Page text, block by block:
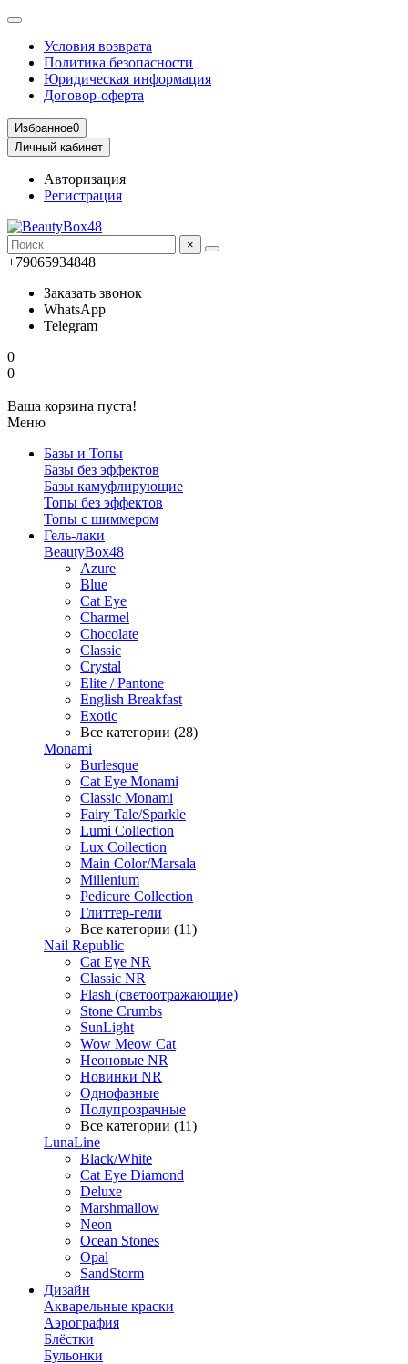
Условия возврата
Политика безопасности
Юридическая информация
Договор-оферта
Избранное0
Личный кабинет
Авторизация
Регистрация
×
+79065934848
Заказать звонок
WhatsApp
Telegram
0
0
Ваша корзина пуста!
Меню
Базы и Топы
Базы без эффектов
Базы камуфлирующие
Топы без эффектов
Топы с шиммером
Гель-лаки
BeautyBox48
Azure
Blue
Cat Eye
Charmel
Chocolate
Classic
Crystal
Elite / Pantone
English Breakfast
Exotic
Все категории (28)
Monami
Burlesque
Cat Eye Monami
Classic Monami
Fairy Tale/Sparkle
Lumi Collection
Lux Collection
Main Color/Marsala
Millenium
Pedicure Collection
Глиттер-гели
Все категории (11)
Nail Republic
Cat Eye NR
Classic NR
Flash (светоотражающие)
Stone Crumbs
SunLight
Wow Meow Cat
Неоновые NR
Новинки NR
Однофазные
Полупрозрачные
Все категории (11)
LunaLine
Black/White
Cat Eye Diamond
Deluxe
Marshmallow
Neon
Ocean Stones
Opal
SandStorm
Дизайн
Акварельные краски
Аэрография
Блёстки
Бульонки